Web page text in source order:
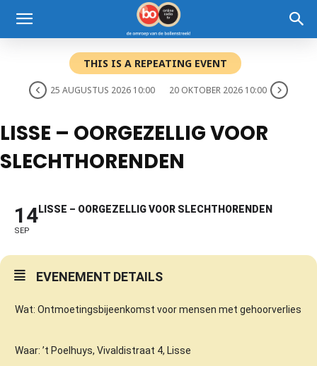
THIS IS A REPEATING EVENT
25 AUGUSTUS 2026 10:00 20 OKTOBER 2026 10:00
LISSE – OORGEZELLIG VOOR
SLECHTHORENDEN
14
SEP
LISSE – OORGEZELLIG VOOR SLECHTHORENDEN
EVENEMENT DETAILS
Wat: Ontmoetingsbijeenkomst voor mensen met gehoorverlies
Waar: ’t Poelhuys, Vivaldistraat 4, Lisse